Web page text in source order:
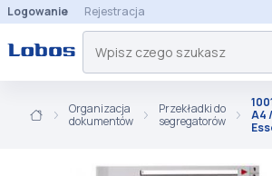
Logowanie Rejestracja
Organizacja
dokumentów
Przekładki do
segregatorów
A4